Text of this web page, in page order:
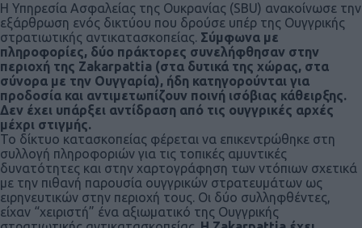
Η Υπηρεσία Ασφαλείας της Ουκρανίας (SBU) ανακοίνωσε την
εξάρθρωση ενός δικτύου που δρούσε υπέρ της Ουγγρικής
στρατιωτικής αντικατασκοπείας. Σύμφωνα με
πληροφορίες, δύο πράκτορες συνελήφθησαν στην
περιοχή της Zakarpattia (στα δυτικά της χώρας, στα
σύνορα με την Ουγγαρία), ήδη κατηγορούνται για
προδοσία και αντιμετωπίζουν ποινή ισόβιας κάθειρξης.
Δεν έχει υπάρξει αντίδραση από τις ουγγρικές αρχές
μέχρι στιγμής.
Το δίκτυο κατασκοπείας φέρεται να επικεντρώθηκε στη
συλλογή πληροφοριών για τις τοπικές αμυντικές
δυνατότητες και στην χαρτογράφηση των ντόπιων σχετικά
με την πιθανή παρουσία ουγγρικών στρατευμάτων ως
ειρηνευτικών στην περιοχή τους. Οι δύο συλληφθέντες,
είχαν “χειριστή” ένα αξιωματικό της Ουγγρικής